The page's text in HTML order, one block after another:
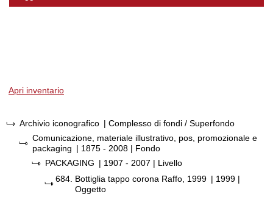
Apri inventario
Archivio iconografico | Complesso di fondi / Superfondo
Comunicazione, materiale illustrativo, pos, promozionale e
packaging | 1875 - 2008 | Fondo
PACKAGING | 1907 - 2007 | Livello
684. Bottiglia tappo corona Raffo, 1999 | 1999 |
Oggetto